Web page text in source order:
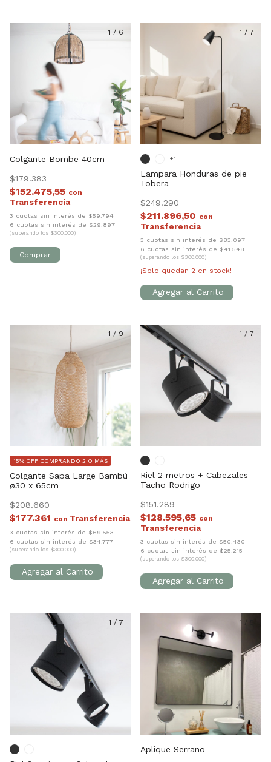
1 / 6
Colgante Bombe 40cm
$179.383
$152.475,55 con
3 cuotas sin interés de $59.794
6 cuotas sin interés de $29.897
(superando los $300.000)
1 / 7
Lampara Honduras de pie
Tobera
$249.290
$211.896,50 con
3 cuotas sin interés de $83.097
6 cuotas sin interés de $41.548
(superando los $300.000)
¡Solo quedan 2 en stock!
+1
1 / 9
Colgante Sapa Large Bambú
ø30 x 65cm
$208.660
15% OFF COMPRANDO 2 O MÁS
$177.361 con
3 cuotas sin interés de $69.553
6 cuotas sin interés de $34.777
(superando los $300.000)
1 / 7
Riel 2 metros + Cabezales
Tacho Rodrigo
$151.289
$128.595,65 con
3 cuotas sin interés de $50.430
6 cuotas sin interés de $25.215
(superando los $300.000)
1 / 7 1 /
Aplique Serrano